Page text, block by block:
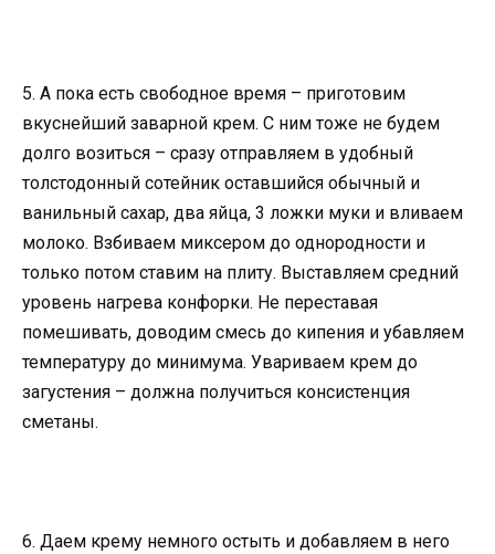
5. А пока есть свободное время – приготовим
вкуснейший заварной крем. С ним тоже не будем
долго возиться – сразу отправляем в удобный
толстодонный сотейник оставшийся обычный и
ванильный сахар, два яйца, 3 ложки муки и вливаем
молоко. Взбиваем миксером до однородности и
только потом ставим на плиту. Выставляем средний
уровень нагрева конфорки. Не переставая
помешивать, доводим смесь до кипения и убавляем
температуру до минимума. Увариваем крем до
загустения – должна получиться консистенция
сметаны.
6. Даем крему немного остыть и добавляем в него